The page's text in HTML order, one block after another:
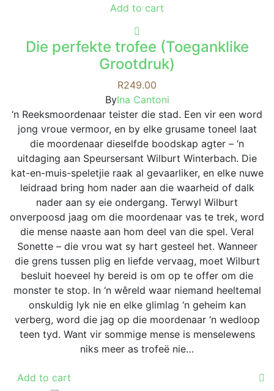
Add to cart
Die perfekte trofee (Toeganklike
Grootdruk)
R249.00
ByIna Cantoni
‘n Reeksmoordenaar teister die stad. Een vir een word
jong vroue vermoor, en by elke grusame toneel laat
die moordenaar dieselfde boodskap agter – ‘n
uitdaging aan Speursersant Wilburt Winterbach. Die
kat-en-muis-speletjie raak al gevaarliker, en elke nuwe
leidraad bring hom nader aan die waarheid of dalk
nader aan sy eie ondergang. Terwyl Wilburt
onverpoosd jaag om die moordenaar vas te trek, word
die mense naaste aan hom deel van die spel. Veral
Sonette – die vrou wat sy hart gesteel het. Wanneer
die grens tussen plig en liefde vervaag, moet Wilburt
besluit hoeveel hy bereid is om op te offer om die
monster te stop. In ‘n wêreld waar niemand heeltemal
onskuldig lyk nie en elke glimlag ‘n geheim kan
verberg, word die jag op die moordenaar ‘n wedloop
teen tyd. Want vir sommige mense is menselewens
niks meer as trofeë nie…
Add to cart